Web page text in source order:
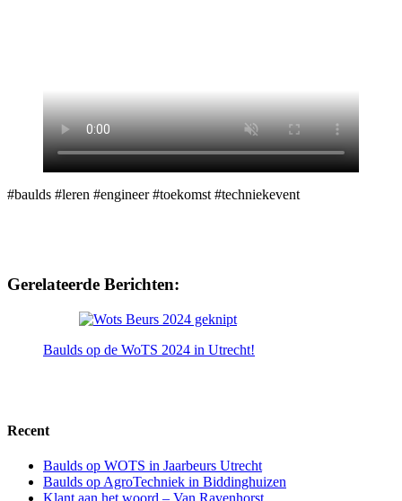
#baulds #leren #engineer #toekomst #techniekevent
Gerelateerde Berichten:
Baulds op de WoTS 2024 in Utrecht!
Recent
Baulds op WOTS in Jaarbeurs Utrecht
Baulds op AgroTechniek in Biddinghuizen
Klant aan het woord – Van Ravenhorst